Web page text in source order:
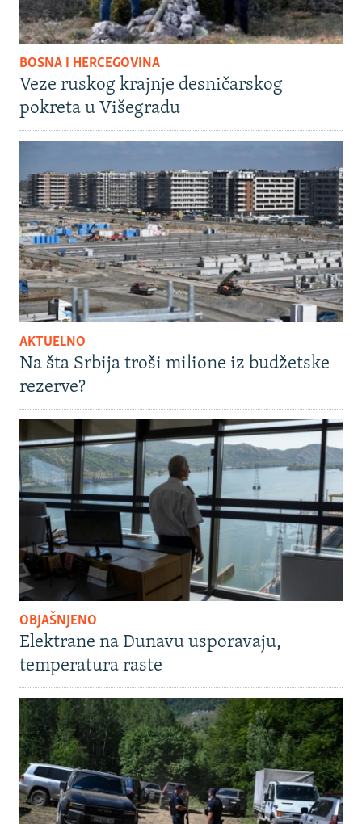
BOSNA I HERCEGOVINA
Veze ruskog krajnje desničarskog
pokreta u Višegradu
AKTUELNO
Na šta Srbija troši milione iz budžetske
rezerve?
OBJAŠNJENO
Elektrane na Dunavu usporavaju,
temperatura raste